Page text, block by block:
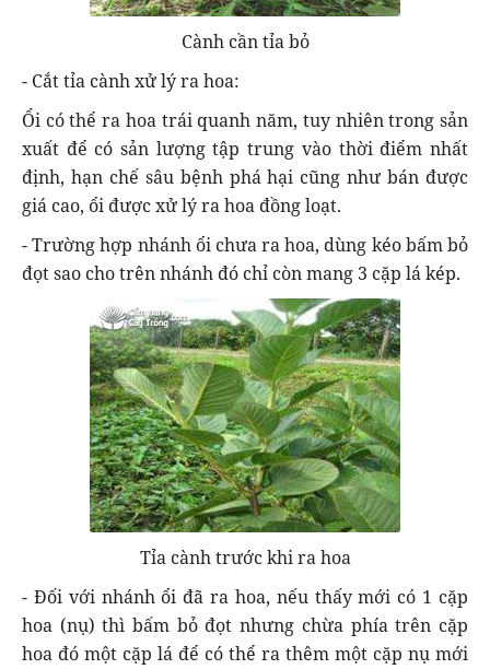
Cành cần tỉa bỏ
- Cắt tỉa cành xử lý ra hoa:
Ổi có thể ra hoa trái quanh năm, tuy nhiên trong sản
xuất để có sản lượng tập trung vào thời điểm nhất
định, hạn chế sâu bệnh phá hại cũng như bán được
giá cao, ổi được xử lý ra hoa đồng loạt.
- Trường hợp nhánh ổi chưa ra hoa, dùng kéo bấm bỏ
đọt sao cho trên nhánh đó chỉ còn mang 3 cặp lá kép.
Tỉa cành trước khi ra hoa
- Đối với nhánh ổi đã ra hoa, nếu thấy mới có 1 cặp
hoa (nụ) thì bấm bỏ đọt nhưng chừa phía trên cặp
hoa đó một cặp lá để có thể ra thêm một cặp nụ mới